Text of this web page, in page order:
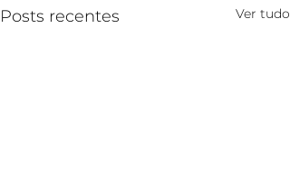
Posts recentes Ver tudo